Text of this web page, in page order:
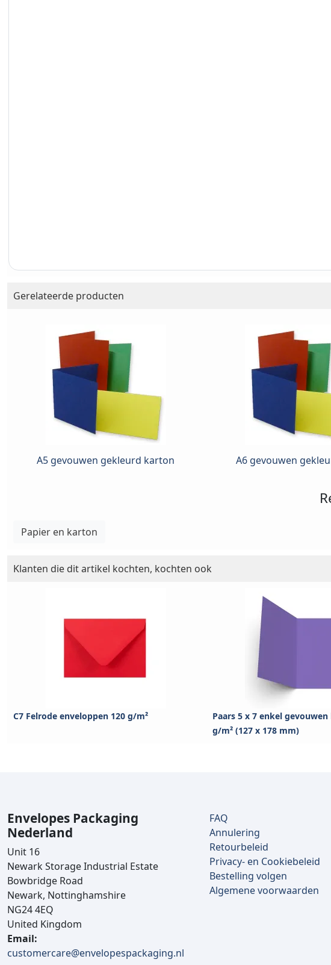
Gerelateerde producten
A5 gevouwen gekleurd karton A6 gevouwen
Papier en karton
Klanten die dit artikel kochten, kochten ook
C7 Felrode enveloppen 120 g/m²
Paars 5 x 7 enkel
g/m² (127 x 178 mm)
Envelopes Packaging
Nederland
Unit 16
Newark Storage Industrial Estate
Bowbridge Road
Newark, Nottinghamshire
NG24 4EQ
United Kingdom
Email:
customercare@envelopespackaging.nl
FAQ
Annulering
Retourbeleid
Privacy- en Cookiebeleid
Bestelling volgen
Algemene voorwaarden